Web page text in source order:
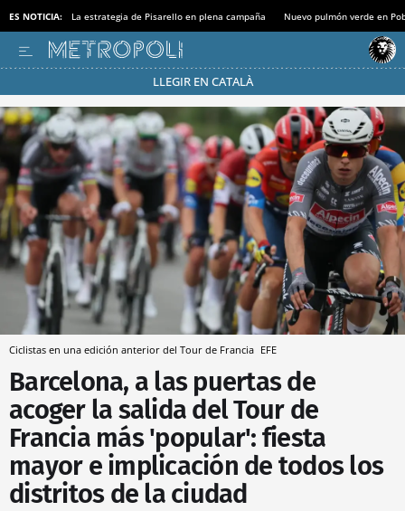
ES NOTICIA: La estrategia de Pisarello en plena campaña Nuevo pulmón verde en
LLEGIR EN CATALÀ
Pásate al MODO AHORRO
Ciclistas en una edición anterior del Tour de Francia EFE
Barcelona, a las puertas de
acoger la salida del Tour de
Francia más 'popular': fiesta
mayor e implicación de todos los
distritos de la ciudad